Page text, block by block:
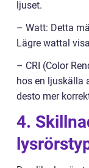
ljuset.
– Watt: Detta
Lägre wattal
– CRI (Color
hos en ljuskälla
desto mer
4.